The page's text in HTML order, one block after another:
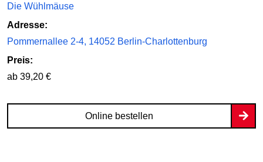
Die Wühlmäuse
Adresse:
Pommernallee 2-4, 14052 Berlin-Charlottenburg
Preis:
ab 39,20 €
Online bestellen